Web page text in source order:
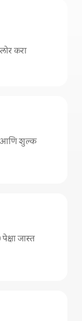
करा
आणि शुल्क
जास्त